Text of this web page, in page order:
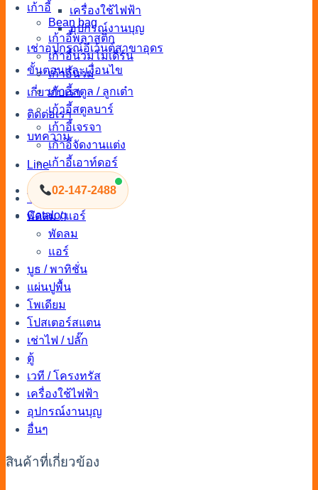
เครื่องใช้ไฟฟ้า
อุปกรณ์งานบุญ
เช่าอุปกรณ์อีเว้นต์สาขาอุดร
ขั้นตอนและเงื่อนไข
เกี่ยวกับเรา
ติดต่อเรา
บทความ
Line
02-147-2488
Catalog
เก้าอี้
Bean bag
เก้าอี้พลาสติก
เก้าอี้นวมโมเดิร์น
เก้าอี้นวม
เก้าอี้สตูล / ลูกเต๋า
เก้าอี้สตูลบาร์
เก้าอี้เจรจา
เก้าอี้จัดงานแต่ง
เก้าอี้เอาท์ดอร์
โซฟา
พัดลม / แอร์
พัดลม
แอร์
บูธ / พาทิชั่น
แผ่นปูพื้น
โพเดียม
โปสเตอร์สแตน
เช่าไฟ / ปลั๊ก
ตู้
เวที / โครงทรัส
เครื่องใช้ไฟฟ้า
อุปกรณ์งานบุญ
อื่นๆ
สินค้าที่เกี่ยวข้อง